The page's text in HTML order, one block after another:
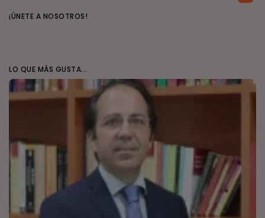
¡ÚNETE A NOSOTROS!
LO QUE MÁS GUSTA...